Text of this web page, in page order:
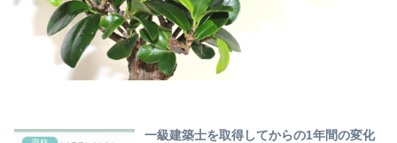
一級建築士を取得してからの1年間の変化